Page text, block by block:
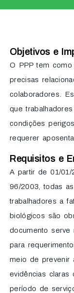
Objetivos e
O PPP tem como
precisas
colaboradores.
que
condições
requerer
Requisitos e
A partir de 01/01/
96/2003, todas
trabalhadores a
biológicos são
documento serve
para
meio de prevenir
evidências claras
período de